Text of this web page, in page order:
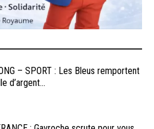
– SPORT : Les Bleus remportent
d’argent...